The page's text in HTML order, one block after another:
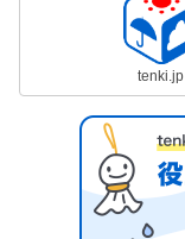
tenki.jp